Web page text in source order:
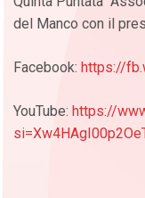
del Manco con il
Facebook: https://
YouTube: https://